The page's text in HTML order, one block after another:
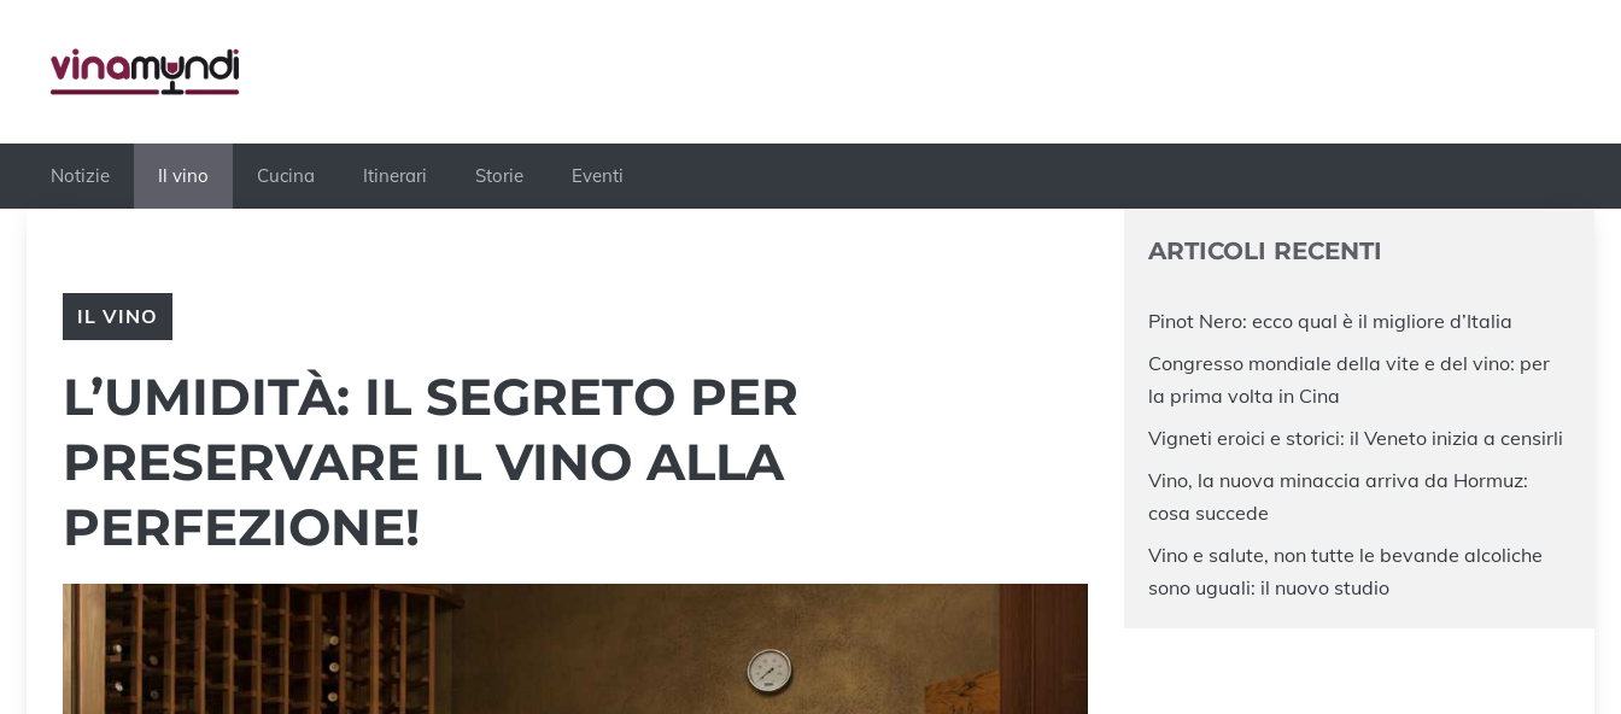
contenuto
Notizie Il vino Cucina Itinerari Storie Eventi
IL VINO
L’UMIDITÀ: IL SEGRETO PER
PRESERVARE IL VINO ALLA
PERFEZIONE!
ARTICOLI RECENTI
Pinot Nero: ecco qual è il migliore d’Italia
Congresso mondiale della vite e del vino: per
la prima volta in Cina
Vigneti eroici e storici: il Veneto inizia a censirli
Vino, la nuova minaccia arriva da Hormuz:
cosa succede
Vino e salute, non tutte le bevande alcoliche
sono uguali: il nuovo studio